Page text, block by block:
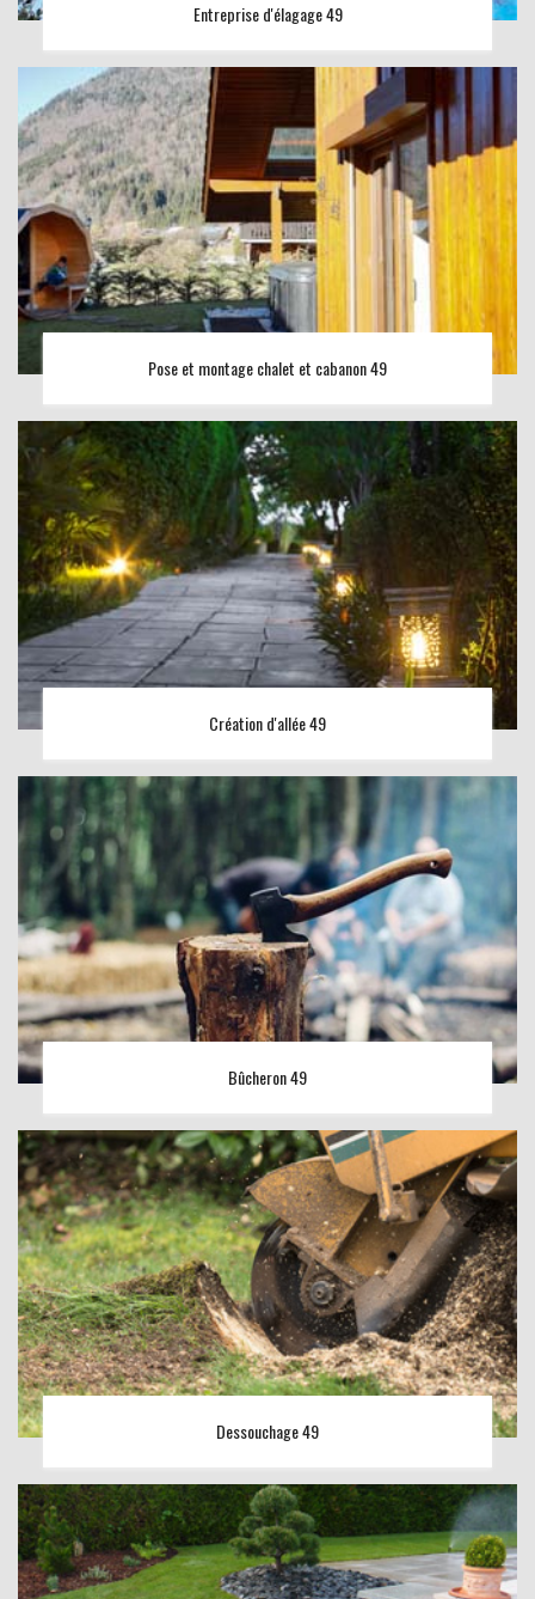
Entreprise d'élagage 49
Pose et montage chalet et cabanon 49
Création d'allée 49
Bûcheron 49
Dessouchage 49